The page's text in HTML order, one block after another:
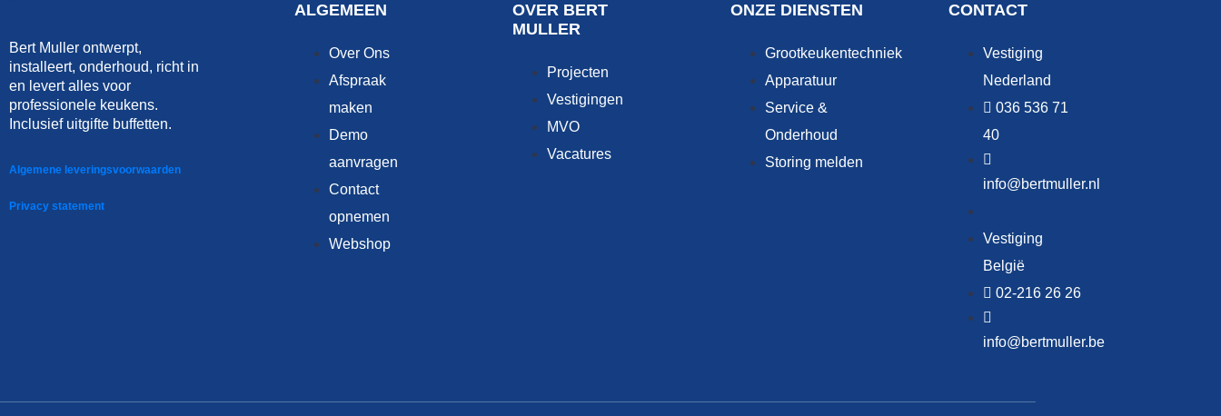
Bert Muller ontwerpt,
installeert, onderhoud, richt in
en levert alles voor
professionele keukens.
Inclusief uitgifte buffetten.
Algemene leveringsvoorwaarden
Privacy statement
ALGEMEEN
Over Ons
Afspraak
maken
Demo
aanvragen
Contact
opnemen
Webshop
OVER BERT
MULLER
Projecten
Vestigingen
MVO
Vacatures
ONZE DIENSTEN
Grootkeukentechniek
Apparatuur
Service &
Onderhoud
Storing melden
CONTACT
Vestiging
Nederland
036 536 71
40
info@bertmuller.nl
Vestiging
België
02-216 26 26
info@bertmuller.be